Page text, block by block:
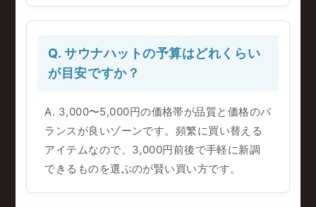
Q. サウナハットの予算はどれくらい
が目安ですか？
A. 3,000〜5,000円の価格帯が品質と価格のバ
ランスが良いゾーンです。頻繁に買い替える
アイテムなので、3,000円前後で手軽に新調
できるものを選ぶのが賢い買い方です。